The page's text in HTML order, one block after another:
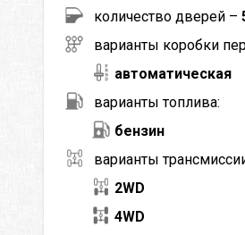
количество дверей –
варианты коробки
автоматическая
варианты топлива:
бензин
варианты
2WD
4WD